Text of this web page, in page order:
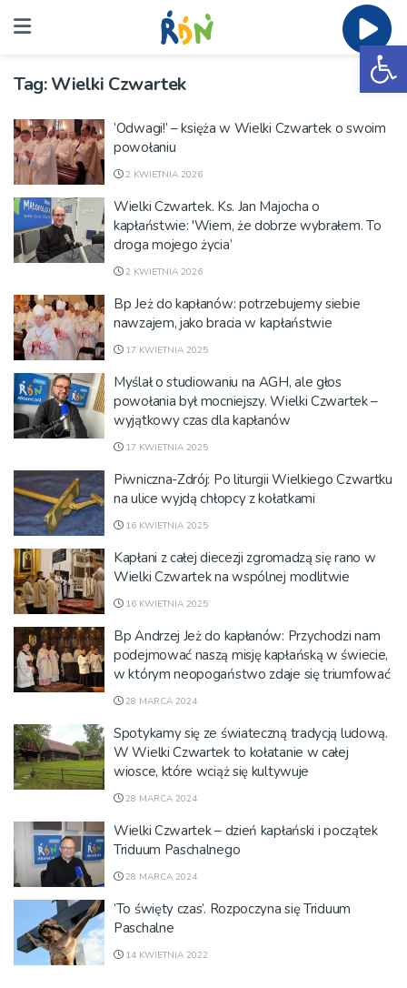
Tag:Wielki Czwartek
’Odwagi!’ – księża w Wielki Czwartek o swoim
powołaniu
2 KWIETNIA 2026
Wielki Czwartek. Ks. Jan Majocha o
kapłaństwie: 'Wiem, że dobrze wybrałem. To
droga mojego życia’
2 KWIETNIA 2026
Bp Jeż do kapłanów: potrzebujemy siebie
nawzajem, jako bracia w kapłaństwie
17 KWIETNIA 2025
Myślał o studiowaniu na AGH, ale głos
powołania był mocniejszy. Wielki Czwartek –
wyjątkowy czas dla kapłanów
17 KWIETNIA 2025
Piwniczna-Zdrój: Po liturgii Wielkiego Czwartku
na ulice wyjdą chłopcy z kołatkami
16 KWIETNIA 2025
Kapłani z całej diecezji zgromadzą się rano w
Wielki Czwartek na wspólnej modlitwie
16 KWIETNIA 2025
Bp Andrzej Jeż do kapłanów: Przychodzi nam
podejmować naszą misję kapłańską w świecie,
w którym neopogaństwo zdaje się triumfować
28 MARCA 2024
Spotykamy się ze świateczną tradycją ludową.
W Wielki Czwartek to kołatanie w całej
wiosce, które wciąż się kultywuje
28 MARCA 2024
Wielki Czwartek – dzień kapłański i początek
Triduum Paschalnego
28 MARCA 2024
’To święty czas’. Rozpoczyna się Triduum
Paschalne
14 KWIETNIA 2022